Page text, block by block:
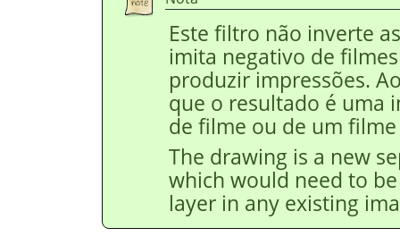
Este filtro não inverte
imita negativo de
produzir impressões.
que o resultado é uma
de filme ou de um
The drawing is a new
which would need to
layer in any existing